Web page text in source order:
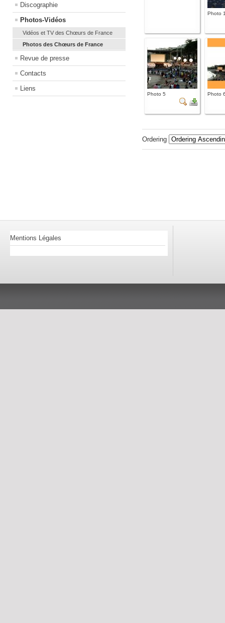
Discographie
Photos-Vidéos
Vidéos et TV des Chœurs de France
Photos des Chœurs de France
Revue de presse
Contacts
Liens
Photo
Photo 5 Photo
Ordering
Mentions Légales